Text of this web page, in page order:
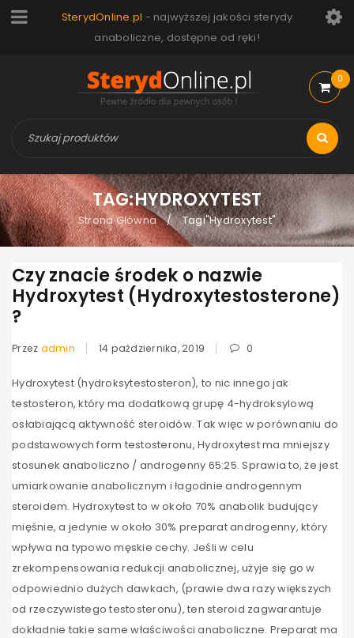
SterydOnline.pl - najwyższej jakości sterydy
anaboliczne, dostępne od ręki!
0
TAG:HYDROXYTEST
Strona Główna / Tagi"Hydroxytest"
Czy znacie środek o nazwie
Hydroxytest (Hydroxytestosterone)
?
Przez admin 14 października, 2019 0
Hydroxytest (hydroksytestosteron), to nic innego jak
testosteron, który ma dodatkową grupę 4-hydroksylową
osłabiającą aktywność steroidów. Tak więc w porównaniu do
podstawowych form testosteronu, Hydroxytest ma mniejszy
stosunek anaboliczno / androgenny 65:25. Sprawia to, że jest
umiarkowanie anabolicznym i łagodnie androgennym
steroidem. Hydroxytest to w około 70% anabolik budujący
mięśnie, a jedynie w około 30% preparat androgenny, który
wpływa na typowo męskie cechy. Jeśli w celu
zrekompensowania redukcji anabolicznej, użyje się go w
odpowiednio dużych dawkach, (prawie dwa razy większych
od rzeczywistego testosteronu), ten steroid zagwarantuje
dokładnie takie same właściwości anaboliczne. Preparat ma